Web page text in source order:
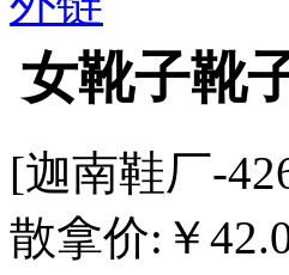
女靴子靴
[迦南鞋厂-
散拿价: ￥